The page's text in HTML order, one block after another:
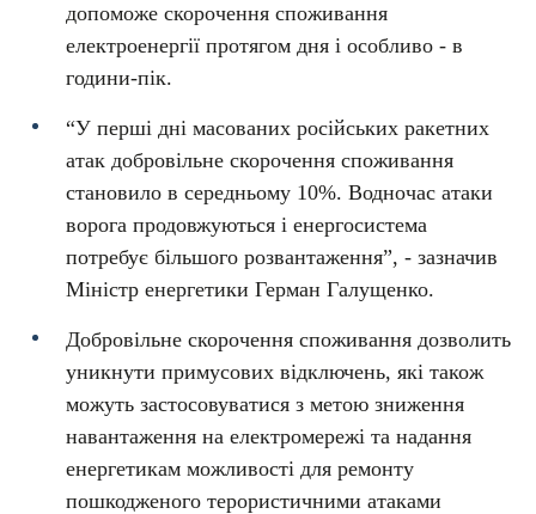
допоможе скорочення споживання
електроенергії протягом дня і особливо - в
години-пік.
“У перші дні масованих російських ракетних
атак добровільне скорочення споживання
становило в середньому 10%. Водночас атаки
ворога продовжуються і енергосистема
потребує більшого розвантаження”, - зазначив
Міністр енергетики Герман Галущенко.
Добровільне скорочення споживання дозволить
уникнути примусових відключень, які також
можуть застосовуватися з метою зниження
навантаження на електромережі та надання
енергетикам можливості для ремонту
пошкодженого терористичними атаками